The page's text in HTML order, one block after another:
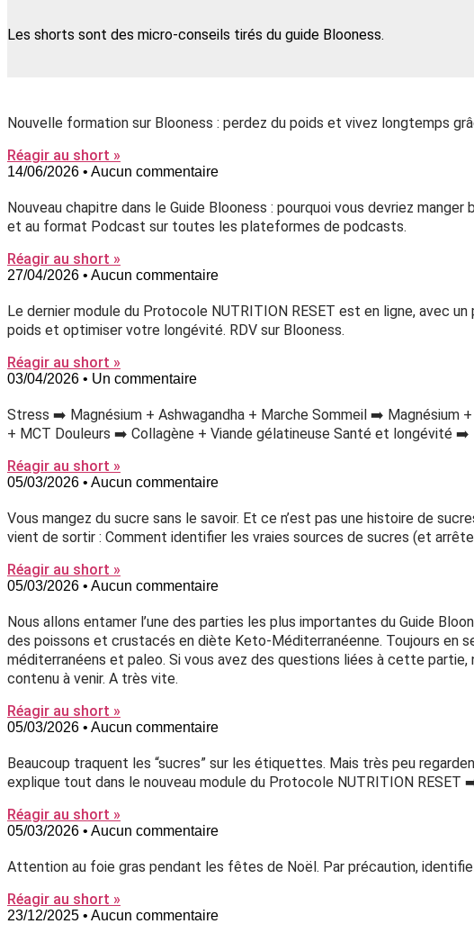
Les shorts sont des micro-conseils tirés du guide Blooness.
Nouvelle formation sur Blooness : perdez du poids et vivez longtemps
Réagir au short »
14/06/2026 Aucun commentaire
Nouveau chapitre dans le Guide Blooness : pourquoi vous devriez
et au format Podcast sur toutes les plateformes de podcasts.
Réagir au short »
27/04/2026 Aucun commentaire
Le dernier module du Protocole NUTRITION RESET est en ligne, avec
poids et optimiser votre longévité. RDV sur Blooness.
Réagir au short »
03/04/2026 Un commentaire
Stress ➡️ Magnésium + Ashwagandha + Marche Sommeil ➡️ Magnésium
+ MCT Douleurs ➡️ Collagène + Viande gélatineuse Santé et longévité ➡️
Réagir au short »
05/03/2026 Aucun commentaire
Vous mangez du sucre sans le savoir. Et ce n’est pas une histoire de
vient de sortir : Comment identifier les vraies sources de sucres (et
Réagir au short »
05/03/2026 Aucun commentaire
Nous allons entamer l’une des parties les plus importantes du Guide
des poissons et crustacés en diète Keto-Méditerranéenne. Toujours en
méditerranéens et paleo. Si vous avez des questions liées à cette partie,
contenu à venir. A très vite.
Réagir au short »
05/03/2026 Aucun commentaire
Beaucoup traquent les “sucres” sur les étiquettes. Mais très peu
explique tout dans le nouveau module du Protocole NUTRITION
Réagir au short »
05/03/2026 Aucun commentaire
Attention au foie gras pendant les fêtes de Noël. Par précaution,
Réagir au short »
23/12/2025 Aucun commentaire